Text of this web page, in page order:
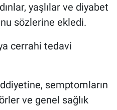
yaşlılar ve diyabet
sözlerine ekledi.
cerrahi tedavi
semptomların
ve genel sağlık